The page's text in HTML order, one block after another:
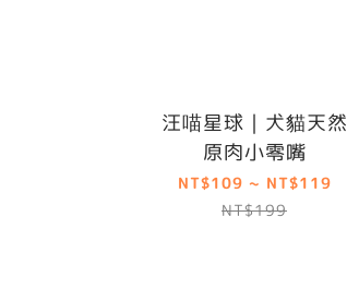
汪喵星球｜犬貓天然
原肉小零嘴
NT$109 ~ NT$119
NT$199